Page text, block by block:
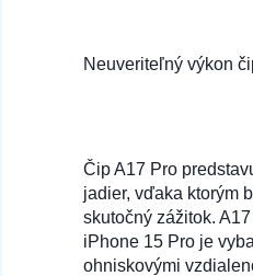
Neuveriteľný výkon
Čip A17 Pro
jadier, vďaka ktorým
skutočný zážitok.
iPhone 15 Pro je
ohniskovými